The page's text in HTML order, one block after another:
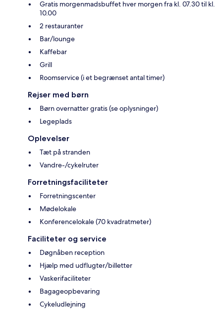
Gratis morgenmadsbuffet hver morgen fra kl. 07.30 til kl.
10.00
2 restauranter
Bar/lounge
Kaffebar
Grill
Roomservice (i et begrænset antal timer)
Rejser med børn
Børn overnatter gratis (se oplysninger)
Legeplads
Oplevelser
Tæt på stranden
Vandre-/cykelruter
Forretningsfaciliteter
Forretningscenter
Mødelokale
Konferencelokale (70 kvadratmeter)
Faciliteter og service
Døgnåben reception
Hjælp med udflugter/billetter
Vaskerifaciliteter
Bagageopbevaring
Cykeludlejning